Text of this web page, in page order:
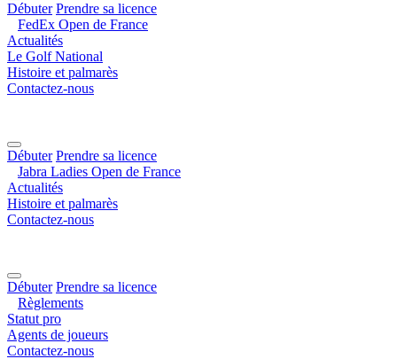
Débuter Prendre sa licence
FedEx Open de France
Actualités
Le Golf National
Histoire et palmarès
Contactez-nous
Débuter Prendre sa licence
Jabra Ladies Open de France
Actualités
Histoire et palmarès
Contactez-nous
Débuter Prendre sa licence
Règlements
Statut pro
Agents de joueurs
Contactez-nous